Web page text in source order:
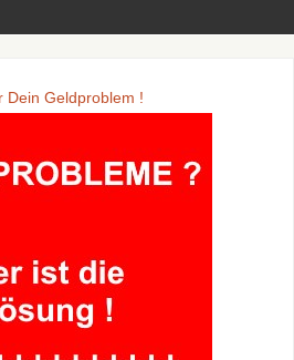
Dein Geldproblem !